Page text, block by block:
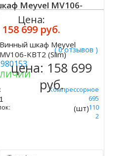
Meyvel MV106-
( 0 отзывов )
980153
Компрессорное
1800 Х 450 Х 695
110
2
Цена:
158 699 руб.
Винный шкаф Meyvel
MV106-KBT2 (Slim)
цена: 158 699
руб.
(шт)